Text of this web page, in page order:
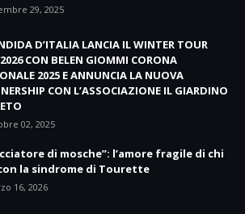
29, 2025
D’ITALIA LANCIA IL WINTER TOUR
CON BELEN GIOMMI CORONA
2025 E ANNUNCIA LA NUOVA
CON L’ASSOCIAZIONE IL GIARDINO
02, 2025
di mosche”: l’amore fragile di chi
la sindrome di Tourette
16, 2026